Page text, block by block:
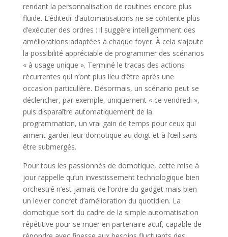
rendant la personnalisation de routines encore plus
fluide. L’éditeur d’automatisations ne se contente plus
d’exécuter des ordres : il suggère intelligemment des
améliorations adaptées à chaque foyer. À cela s’ajoute
la possibilité appréciable de programmer des scénarios
« à usage unique ». Terminé le tracas des actions
récurrentes qui n’ont plus lieu d’être après une
occasion particulière. Désormais, un scénario peut se
déclencher, par exemple, uniquement « ce vendredi »,
puis disparaître automatiquement de la
programmation, un vrai gain de temps pour ceux qui
aiment garder leur domotique au doigt et à l’œil sans
être submergés.
Pour tous les passionnés de domotique, cette mise à
jour rappelle qu’un investissement technologique bien
orchestré n’est jamais de l’ordre du gadget mais bien
un levier concret d’amélioration du quotidien. La
domotique sort du cadre de la simple automatisation
répétitive pour se muer en partenaire actif, capable de